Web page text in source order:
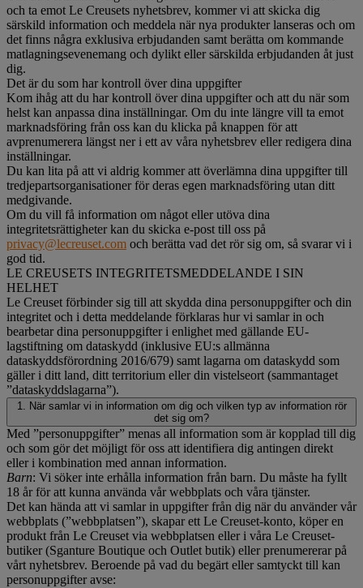
och ta emot Le Creusets nyhetsbrev, kommer vi att skicka dig
särskild information och meddela när nya produkter lanseras och om
det finns några exklusiva erbjudanden samt berätta om kommande
matlagningsevenemang och dylikt eller särskilda erbjudanden åt just
dig.
Det är du som har kontroll över dina uppgifter
Kom ihåg att du har kontroll över dina uppgifter och att du när som
helst kan anpassa dina inställningar. Om du inte längre vill ta emot
marknadsföring från oss kan du klicka på knappen för att
avprenumerera längst ner i ett av våra nyhetsbrev eller redigera dina
inställningar.
Du kan lita på att vi aldrig kommer att överlämna dina uppgifter till
tredjepartsorganisationer för deras egen marknadsföring utan ditt
medgivande.
Om du vill få information om något eller utöva dina
integritetsrättigheter kan du skicka e-post till oss på
privacy@lecreuset.com och berätta vad det rör sig om, så svarar vi i
god tid.
LE CREUSETS INTEGRITETSMEDDELANDE I SIN
HELHET
Le Creuset förbinder sig till att skydda dina personuppgifter och din
integritet och i detta meddelande förklaras hur vi samlar in och
bearbetar dina personuppgifter i enlighet med gällande EU-
lagstiftning om dataskydd (inklusive EU:s allmänna
dataskyddsförordning 2016/679) samt lagarna om dataskydd som
gäller i ditt land, ditt territorium eller din vistelseort (sammantaget
”dataskyddslagarna”).
1. När samlar vi in information om dig och vilken typ av information rör
det sig om?
Med ”personuppgifter” menas all information som är kopplad till dig
och som gör det möjligt för oss att identifiera dig antingen direkt
eller i kombination med annan information.
Barn: Vi söker inte erhålla information från barn. Du måste ha fyllt
18 år för att kunna använda vår webbplats och våra tjänster.
Det kan hända att vi samlar in uppgifter från dig när du använder vår
webbplats (”webbplatsen”), skapar ett Le Creuset-konto, köper en
produkt från Le Creuset via webbplatsen eller i våra Le Creuset-
butiker (Sganture Boutique och Outlet butik) eller prenumererar på
vårt nyhetsbrev. Beroende på vad du begärt eller samtyckt till kan
personuppgifter avse: